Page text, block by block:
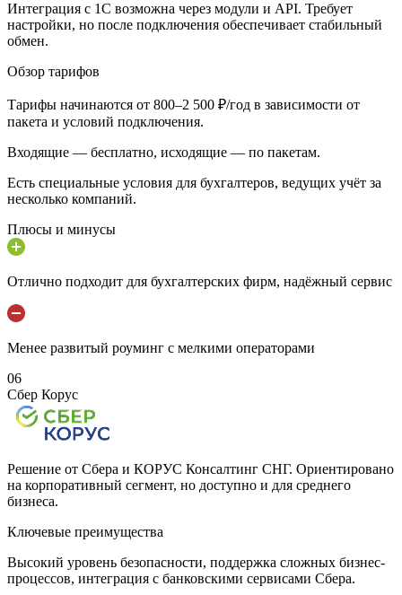
Интеграция с 1С возможна через модули и API. Требует
настройки, но после подключения обеспечивает стабильный
обмен.
Обзор тарифов
Тарифы начинаются от 800–2 500 ₽/год в зависимости от
пакета и условий подключения.
Входящие — бесплатно, исходящие — по пакетам.
Есть специальные условия для бухгалтеров, ведущих учёт за
несколько компаний.
Плюсы и минусы
Отлично подходит для бухгалтерских фирм, надёжный сервис
Менее развитый роуминг с мелкими операторами
06
Сбер Корус
Решение от Сбера и КОРУС Консалтинг СНГ. Ориентировано
на корпоративный сегмент, но доступно и для среднего
бизнеса.
Ключевые преимущества
Высокий уровень безопасности, поддержка сложных бизнес-
процессов, интеграция с банковскими сервисами Сбера.